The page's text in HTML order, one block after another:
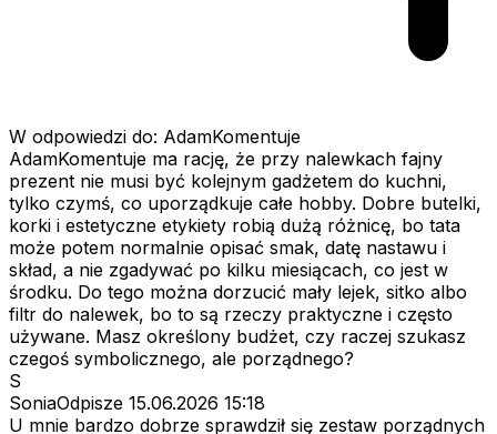
W odpowiedzi do: AdamKomentuje
AdamKomentuje ma rację, że przy nalewkach fajny
prezent nie musi być kolejnym gadżetem do kuchni,
tylko czymś, co uporządkuje całe hobby. Dobre butelki,
korki i estetyczne etykiety robią dużą różnicę, bo tata
może potem normalnie opisać smak, datę nastawu i
skład, a nie zgadywać po kilku miesiącach, co jest w
środku. Do tego można dorzucić mały lejek, sitko albo
filtr do nalewek, bo to są rzeczy praktyczne i często
używane. Masz określony budżet, czy raczej szukasz
czegoś symbolicznego, ale porządnego?
S
SoniaOdpisze 15.06.2026 15:18
U mnie bardzo dobrze sprawdził się zestaw porządnych